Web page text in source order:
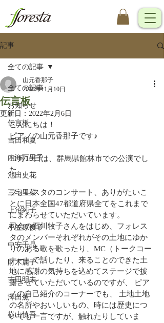
記事
全ての記事
お知らせ
伝言板
吉田和夏
内海万里子
池田史花
三宅里菜
上沼純子
小笠原優子
中安千晶
財木麗子
吉田明未
澤田薫
横山慎吾
全ての記事
伝言板
山元香那子
2018年11月10日
更新日： 2022年2月6日
こんにちは！
ピアノの山元香那子です♪
11月10日は、群馬県館林市での公演でし
た。
フォレスタのコンサート、ありがたいこ
とに日本全国47都道府県全てをこれまで
にまわらせていただいています。
司会の石川牧子さんをはじめ、フォレス
タのメンバーそれぞれがその土地にゆか
りのある歌を歌ったり、MC（トークコー
ナー）で話したり、来ることのできた土
地に感謝の気持ちを込めてステージで披
露させていただいているのですが、 ピア
ノの自己紹介のコーナーでも、 土地土地
の名所やおいしいもの、時には歴史につ
いても一言ですが、触れたりしていま